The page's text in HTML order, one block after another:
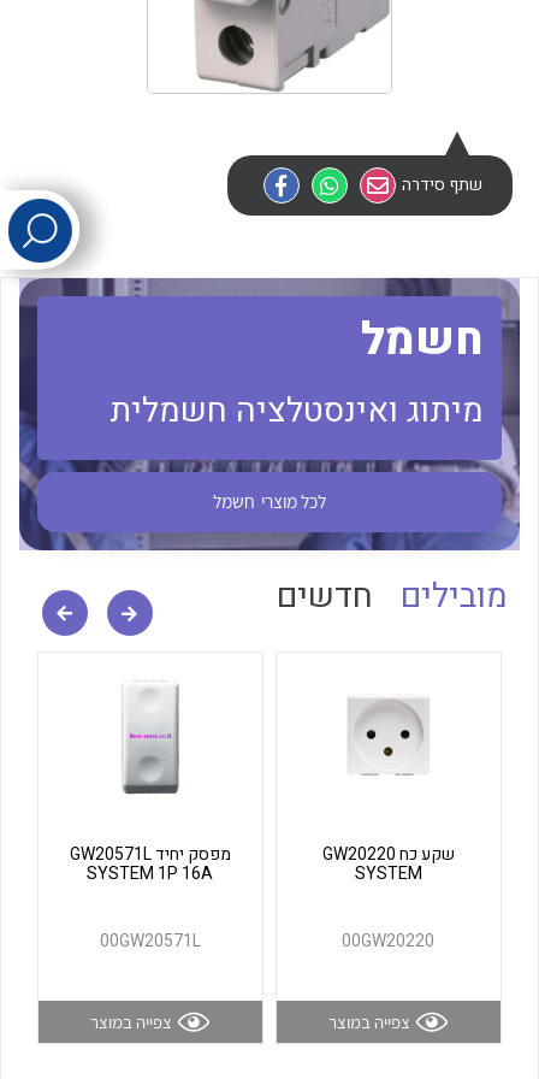
לכל מוצרי היצרן לכל מוצרי היצרן
שתף סידרה
חשמל
מיתוג ואינסטלציה חשמלית
לכל מוצרי חשמל
מובילים חדשים
שקע כח GW20220
SYSTEM
00GW20220
צפייה במוצר
מפסק יחיד GW20571L
SYSTEM 1P 16A
00GW20571L
צפייה במוצר